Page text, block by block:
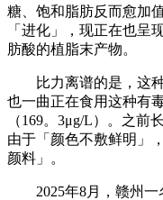
糖、饱和脂肪反而愈加
「进化」，现正在也呈
肪酸的植脂末产物。
比力离谱的是，这种
也一曲正在食用这种有
（169。3μg/L）。之前
由于「颜色不敷鲜明」
颜料」。
2025年8月，赣州一